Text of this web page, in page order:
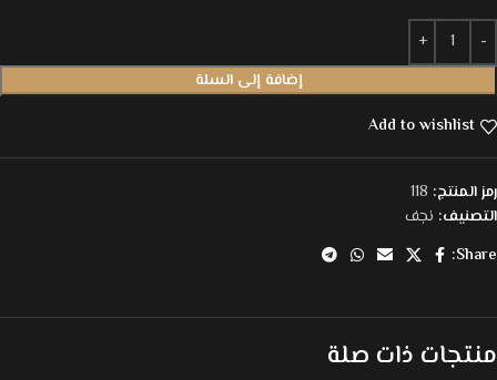
إضافة إلى السلة
Add to wishlist
رمز المنتج: 118
التصنيف: نجف
Share:
منتجات ذات صلة